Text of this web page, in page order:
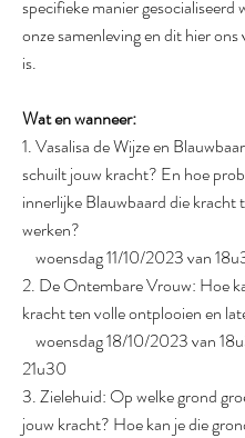
specifieke manier gesocialiseerd
onze samenleving en dit hier
is.
Wat en wanneer:
1. Vasalisa de Wijze en
schuilt jouw kracht? En hoe
innerlijke Blauwbaard die kracht
werken?
woensdag 11/10/2023 van
2. De Ontembare Vrouw: Hoe
kracht ten volle ontplooien en
woensdag 18/10/2023 van
21u30
3. Zielehuid: Op welke grond
jouw kracht? Hoe kan je die